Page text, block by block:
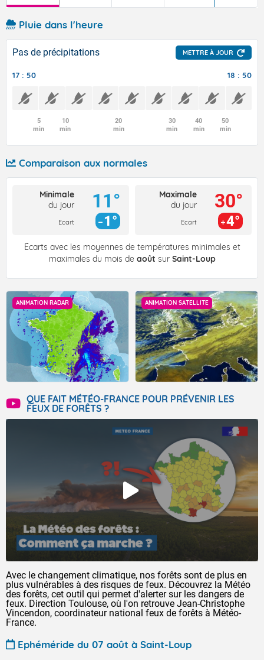
Pluie dans l'heure
Pas de précipitations METTRE À JOUR
17 : 50 18 : 50
5
min
10
min
20
min
30
min
40
min
50
min
Comparaison aux normales
Minimale
du jour
Ecart
11°
1°
Maximale
du jour
Ecart
30°
4°
Écarts avec les moyennes de températures minimales et
maximales du mois de août sur Saint-Loup
ANIMATION RADAR ANIMATION SATELLITE
QUE FAIT MÉTÉO-FRANCE POUR PRÉVENIR LES
FEUX DE FORÊTS ?
Avec le changement climatique, nos forêts sont de plus en
plus vulnérables à des risques de feux. Découvrez la Météo
des forêts, cet outil qui permet d'alerter sur les dangers de
feux. Direction Toulouse, où l'on retrouve Jean-Christophe
Vincendon, coordinateur national feux de forêts à Météo-
France.
Ephéméride du 07 août à Saint-Loup